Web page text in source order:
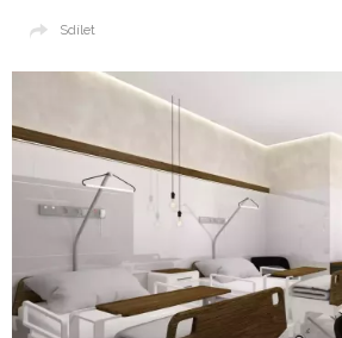
Sdílet